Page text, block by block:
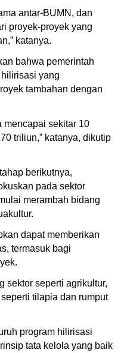
antar-BUMN, dan
proyek-proyek yang
katanya.
bahwa pemerintah
yang
tambahan dengan
mencapai sekitar 10
triliun,” katanya, dikutip
berikutnya,
pada sektor
merambah bidang
dapat memberikan
termasuk bagi
sektor seperti agrikultur,
tilapia dan rumput
program hilirisasi
tata kelola yang baik